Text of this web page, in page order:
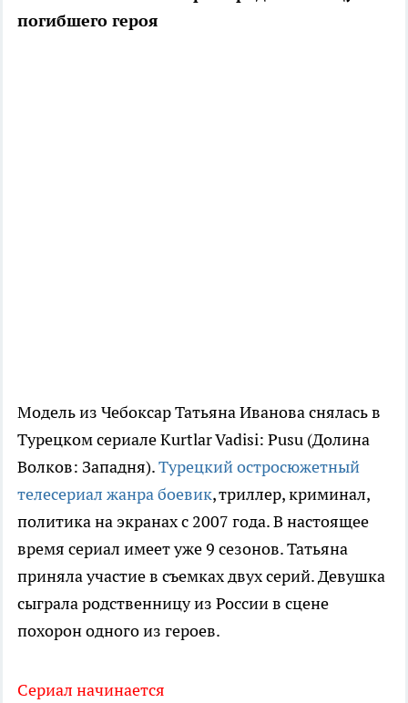
погибшего героя
Модель из Чебоксар Татьяна Иванова снялась в
Турецком сериале Kurtlar Vadisi: Pusu (Долина
Волков: Западня).Турецкий остросюжетный
телесериал жанра боевик, триллер, криминал,
политика на экранах с 2007 года. В настоящее
время сериал имеет уже 9 сезонов. Татьяна
приняла участие в съемках двух серий. Девушка
сыграла родственницу из России в сцене
похорон одного из героев.
Сериал начинается